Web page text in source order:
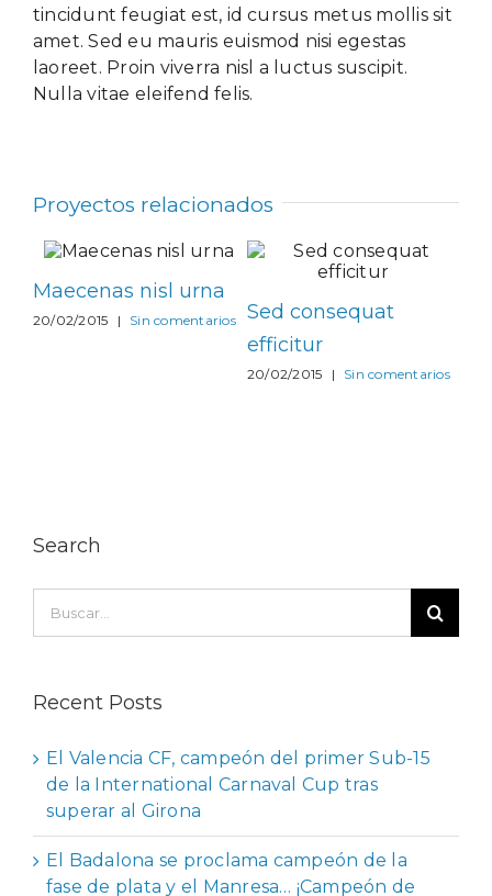
tincidunt feugiat est, id cursus metus mollis sit
amet. Sed eu mauris euismod nisi egestas
laoreet. Proin viverra nisl a luctus suscipit.
Nulla vitae eleifend felis.
Proyectos relacionados
Proin eget mi tortor
20/02/2015 | Sin comentarios
Neque porro
quisquam
21/05/2015 Sin comentarios
Search
Recent Posts
El Valencia CF, campeón del primer Sub-15
de la International Carnaval Cup tras
superar al Girona
El Badalona se proclama campeón de la
fase de plata y el Manresa… ¡Campeón de